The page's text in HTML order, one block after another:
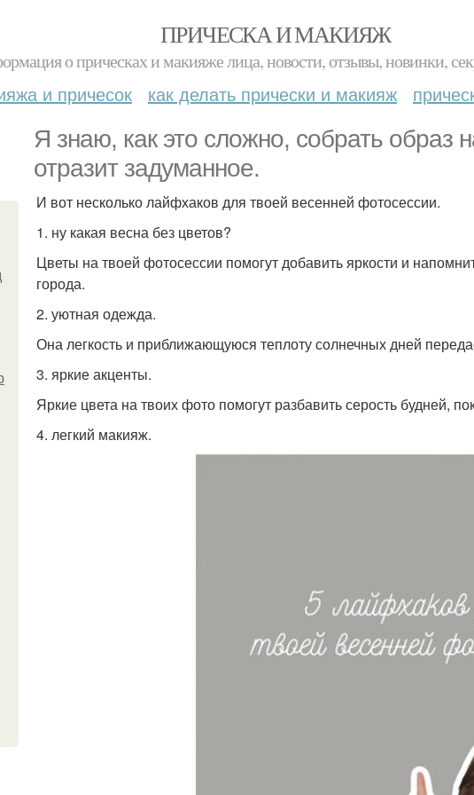
ПРИЧЕСКА И МАКИЯЖ
о прическах и макияже лица, новости, отзывы, новинки,
и причесок как делать прически и макияж
Я знаю, как это сложно, собрать образ
отразит задуманное.
И вот несколько лайфхаков для твоей весенней фотосессии.
1. ну какая весна без цветов?
Цветы на твоей фотосессии помогут добавить яркости и
города.
2. уютная одежда.
Она легкость и приближающуюся теплоту солнечных дней
3. яркие акценты.
Яркие цвета на твоих фото помогут разбавить серость будней,
4. легкий макияж.